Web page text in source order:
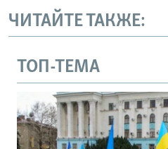
ЧИТАЙТЕ ТАКЖЕ:
ТОП-ТЕМА